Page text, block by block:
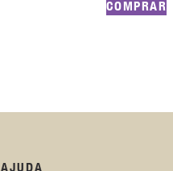
COMPRAR
AJUDA